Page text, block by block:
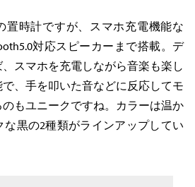
置時計ですが、スマホ充電機能な
対応スピーカーまで搭載。デ
スマホを充電しながら音楽も楽し
、手を叩いた音などに反応してモ
もユニークですね。カラーは温か
黒の2種類がラインアップしてい